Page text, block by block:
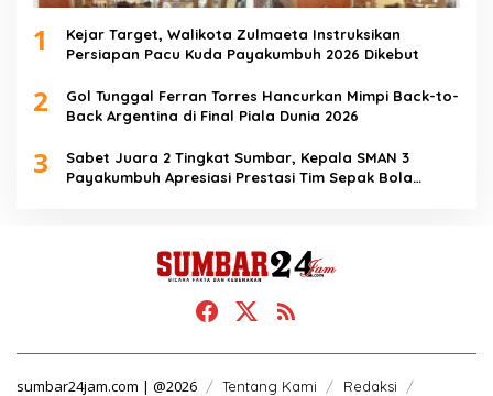
1
Kejar Target, Walikota Zulmaeta Instruksikan
Persiapan Pacu Kuda Payakumbuh 2026 Dikebut
2
Gol Tunggal Ferran Torres Hancurkan Mimpi Back-to-
Back Argentina di Final Piala Dunia 2026
3
Sabet Juara 2 Tingkat Sumbar, Kepala SMAN 3
Payakumbuh Apresiasi Prestasi Tim Sepak Bola
sumbar24jam.com | @2026 Tentang Kami Redaksi